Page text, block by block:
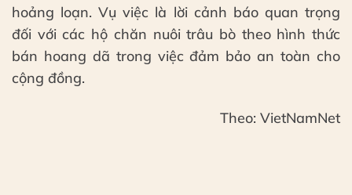
hoảng loạn. Vụ việc là lời cảnh báo quan trọng
đối với các hộ chăn nuôi trâu bò theo hình thức
bán hoang dã trong việc đảm bảo an toàn cho
cộng đồng.
Theo: VietNamNet